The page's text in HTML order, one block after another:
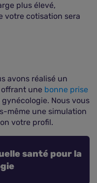
plus élevé,
votre cotisation sera
avons réalisé un
offrant une bonne prise
gynécologie. Nous vous
même une simulation
votre profil.
santé pour la